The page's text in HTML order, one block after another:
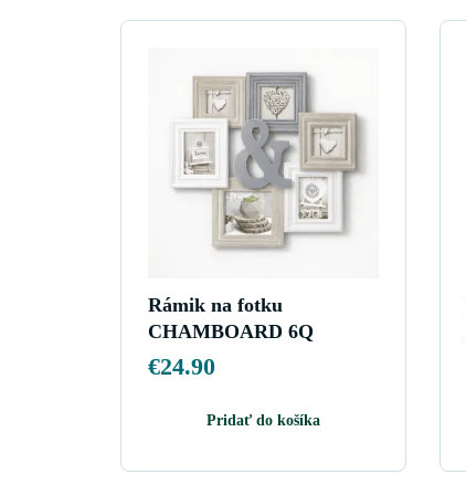
Rámik na fotku
CHAMBOARD 6Q
€24.90
Pridať do košíka